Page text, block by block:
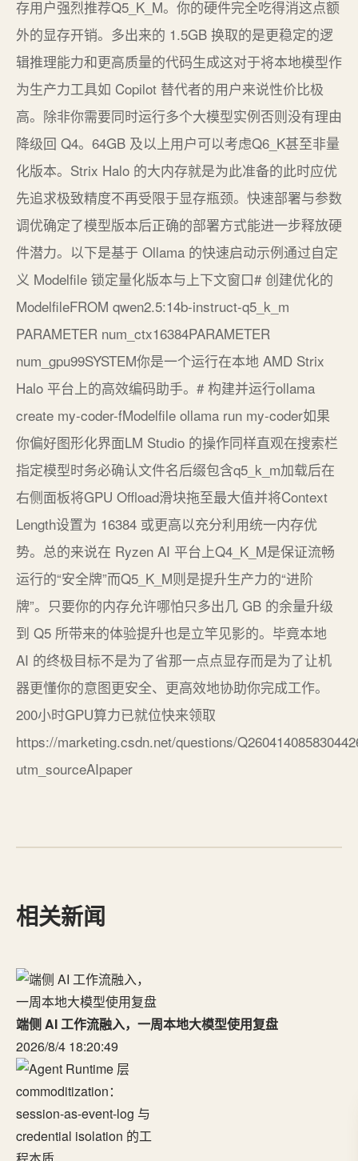
存用户强烈推荐Q5_K_M。你的硬件完全吃得消这点额
外的显存开销。多出来的 1.5GB 换取的是更稳定的逻
辑推理能力和更高质量的代码生成这对于将本地模型作
为生产力工具如 Copilot 替代者的用户来说性价比极
高。除非你需要同时运行多个大模型实例否则没有理由
降级回 Q4。64GB 及以上用户可以考虑Q6_K甚至非量
化版本。Strix Halo 的大内存就是为此准备的此时应优
先追求极致精度不再受限于显存瓶颈。快速部署与参数
调优确定了模型版本后正确的部署方式能进一步释放硬
件潜力。以下是基于 Ollama 的快速启动示例通过自定
义 Modelfile 锁定量化版本与上下文窗口# 创建优化的
ModelfileFROM qwen2.5:14b-instruct-q5_k_m
PARAMETER num_ctx16384PARAMETER
num_gpu99SYSTEM你是一个运行在本地 AMD Strix
Halo 平台上的高效编码助手。# 构建并运行ollama
create my-coder-fModelfile ollama run my-coder如果
你偏好图形化界面LM Studio 的操作同样直观在搜索栏
指定模型时务必确认文件名后缀包含q5_k_m加载后在
右侧面板将GPU Offload滑块拖至最大值并将Context
Length设置为 16384 或更高以充分利用统一内存优
势。总的来说在 Ryzen AI 平台上Q4_K_M是保证流畅
运行的“安全牌”而Q5_K_M则是提升生产力的“进阶
牌”。只要你的内存允许哪怕只多出几 GB 的余量升级
到 Q5 所带来的体验提升也是立竿见影的。毕竟本地
AI 的终极目标不是为了省那一点点显存而是为了让机
器更懂你的意图更安全、更高效地协助你完成工作。
200小时GPU算力已就位快来领取
https://marketing.csdn.net/questions/
utm_sourceAIpaper
相关新闻
端侧 AI 工作流融入，一周本地大模型使用复盘
2026/8/4 18:20:49